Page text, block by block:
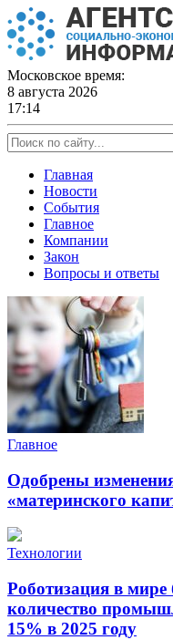
Skip
to
content
Московское время:
8 августа 2026
17:14
Главная
Новости
События
Главное
Компании
Закон
Вопросы и ответы
Главное
Одобрены
«материнского
Технологии
Роботизация в
количество
15% в 2025 году